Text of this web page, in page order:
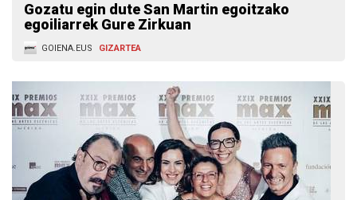
Gozatu egin dute San Martin egoitzako
egoiliarrek Gure Zirkuan
GOIENA.EUS GIZARTEA